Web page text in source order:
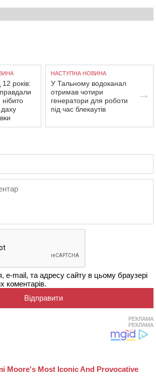
років:
нібито
даху
НАСТУПНА НОВИНА
У Тальному водоканал
отримав чотири
генератори для роботи
під час блекаутів
e-mail, та адресу сайту в цьому браузері
коментарів.
РЕКЛАМА
РЕКЛАМА